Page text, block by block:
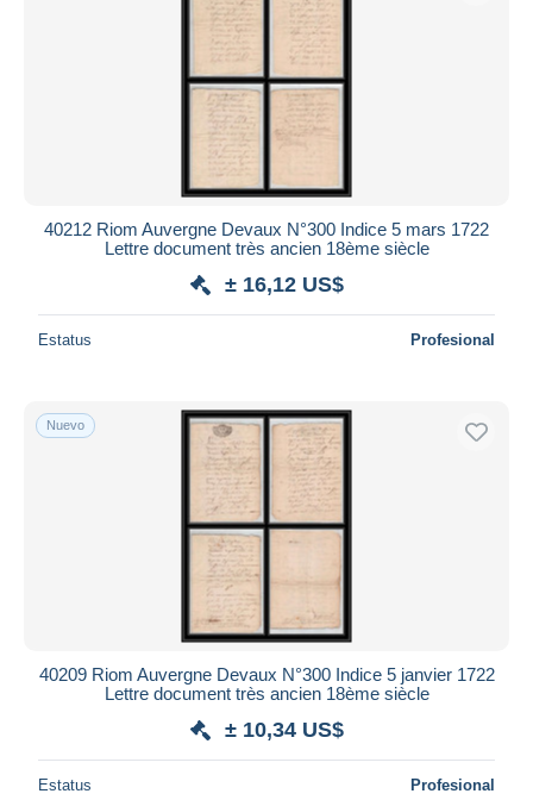
40212 Riom Auvergne Devaux N°300 Indice 5 mars 1722
Lettre document très ancien 18ème siècle
± 16,12 US$
Estatus Profesional
Nuevo
40209 Riom Auvergne Devaux N°300 Indice 5 janvier 1722
Lettre document très ancien 18ème siècle
± 10,34 US$
Estatus Profesional